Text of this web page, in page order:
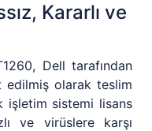
Kararlı ve
Dell tarafından
edilmiş olarak teslim
işletim sistemi lisans
ve virüslere karşı